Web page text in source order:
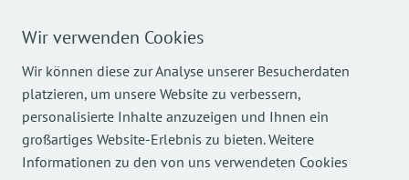
Wir verwenden Cookies
Wir können diese zur Analyse unserer Besucherdaten
platzieren, um unsere Website zu verbessern,
personalisierte Inhalte anzuzeigen und Ihnen ein
großartiges Website-Erlebnis zu bieten. Weitere
Informationen zu den von uns verwendeten Cookies
Über die Verarbeitung meiner personenbezogenen Daten